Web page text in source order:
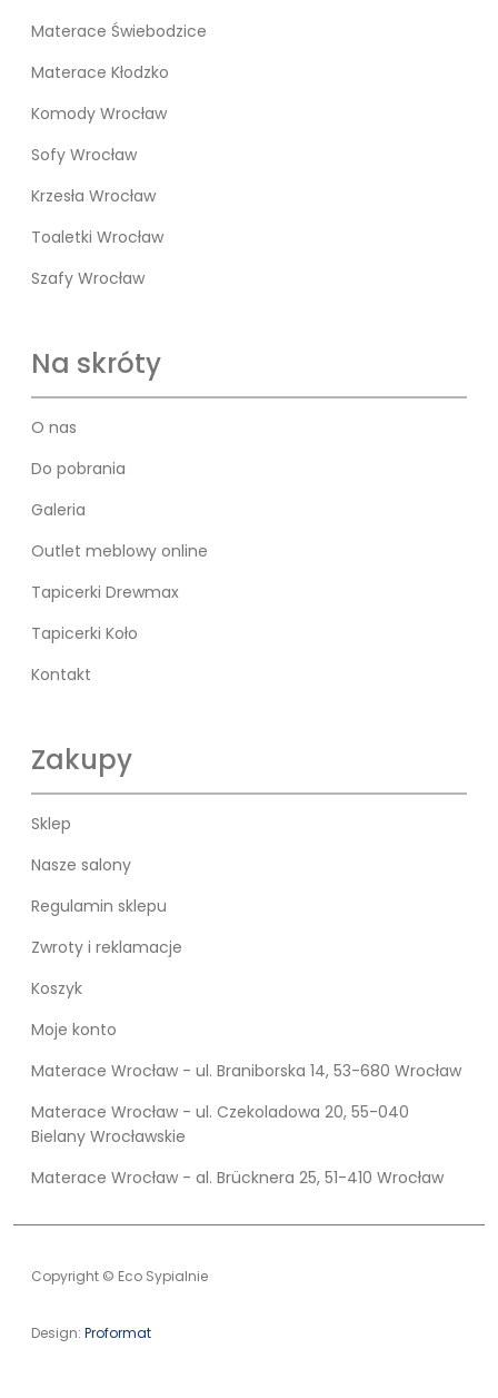
Materace Świebodzice
Materace Kłodzko
Komody Wrocław
Sofy Wrocław
Krzesła Wrocław
Toaletki Wrocław
Szafy Wrocław
Na skróty
O nas
Do pobrania
Galeria
Outlet meblowy online
Tapicerki Drewmax
Tapicerki Koło
Kontakt
Zakupy
Sklep
Nasze salony
Regulamin sklepu
Zwroty i reklamacje
Koszyk
Moje konto
Materace Wrocław - ul. Braniborska 14, 53-680 Wrocław
Materace Wrocław - ul. Czekoladowa 20, 55-040
Bielany Wrocławskie
Materace Wrocław - al. Brücknera 25, 51-410 Wrocław
Copyright © Eco Sypialnie
Design: Proformat